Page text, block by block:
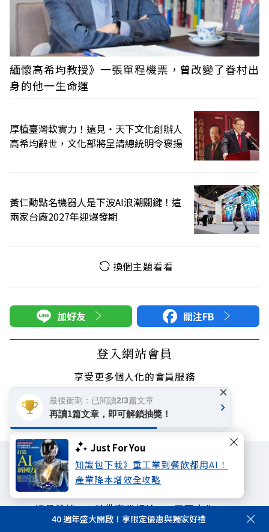
Just For You
知識包下載》重工業到餐飲都用AI！
產業降本增效全攻略
緬懷高希均教授》一張單程機票，曾改變了眷村出
身的他一生命運
厚植臺灣軟實力！遠見‧天下文化創辦人
高希均辭世，文化部將呈請總統明令褒揚
黃仁勳點名機器人是下波AI浪潮關鍵！這
兩家台廠2027年迎爆發期
換個主題看看
加好友 關注FB
登入網站會員
享受更多個人化的會員服務
會員登入 快速註冊
遠見雜誌 哈佛商業評論
天下文化
未來親子學習平台
50+ 領導影響力學院
40 週年盛大開啟！享限定優惠與獨家好禮
最後衝刺：已閱讀2/3篇文章
再讀1篇文章，即可解鎖抽獎！
×